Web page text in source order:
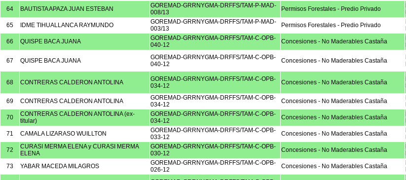
64 BAUTISTA APAZA JUAN ESTEBAN
GOREMAD-GRRNYGMA-DRFFS/TAM-P-MAD-
008/13
Permisos Forestales - Predio Privado
65 IDME TIHUALLANCA RAYMUNDO
GOREMAD-GRRNYGMA-DRFFS/TAM-P-MAD-
003/13
Permisos Forestales - Predio Privado
66 QUISPE BACA JUANA
GOREMAD-GRRNYGMA-DRFFS/TAM-C-OPB-
040-12
Concesiones - No Maderables Castaña
67 QUISPE BACA JUANA
GOREMAD-GRRNYGMA-DRFFS/TAM-C-OPB-
040-12
Concesiones - No Maderables Castaña
68 CONTRERAS CALDERON ANTOLINA
GOREMAD-GRRNYGMA-DRFFS/TAM-C-OPB-
034-12
Concesiones - No Maderables Castaña
69 CONTRERAS CALDERON ANTOLINA
GOREMAD-GRRNYGMA-DRFFS/TAM-C-OPB-
034-12
Concesiones - No Maderables Castaña
70
CONTRERAS CALDERON ANTOLINA (ex-
titular)
GOREMAD-GRRNYGMA-DRFFS/TAM-C-OPB-
034-12
Concesiones - No Maderables Castaña
71 CAMALA LIZARASO WUILLTON
GOREMAD-GRRNYGMA-DRFFS/TAM-C-OPB-
033-12
Concesiones - No Maderables Castaña
72
CURASI MERMA ELENA y CURASI MERMA
ELENA
GOREMAD-GRRNYGMA-DRFFS/TAM-C-OPB-
030-12
Concesiones - No Maderables Castaña
73 YABAR MACEDA MILAGROS
GOREMAD-GRRNYGMA-DRFFS/TAM-C-OPB-
026-12
Concesiones - No Maderables Castaña